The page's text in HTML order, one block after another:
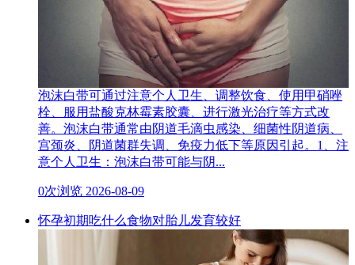
泡沫白带可通过注意个人卫生、调整饮食、使用甲硝唑
栓、服用盐酸克林霉素胶囊、进行激光治疗等方式改
善。泡沫白带通常由阴道毛滴虫感染、细菌性阴道病、
宫颈炎、阴道菌群失调、免疫力低下等原因引起。1、注
意个人卫生：泡沫白带可能与阴...
0次浏览 2026-08-09
怀孕初期吃什么食物对胎儿发育较好